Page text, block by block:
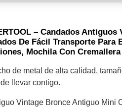
– Candados Antiguos
De Fácil Transporte Para
Mochila Con Cremallera
de metal de alta calidad,
llevar contigo.
Vintage Bronce Antiguo Mini